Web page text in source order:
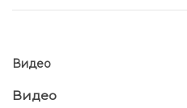
Видео
Видео